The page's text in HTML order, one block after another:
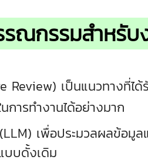
รณกรรมสำหรับ
เป็นแนวทางที่ไ
การทำงานได้อย่างมาก
เพื่อประมวลผลข้อมู
บบดั้งเดิม